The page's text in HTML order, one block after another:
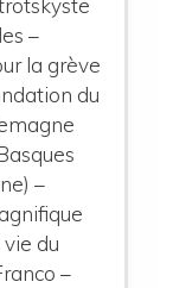
–
la grève
du
–
du
–